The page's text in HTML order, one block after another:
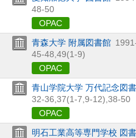
48-50
OPAC
青森大学 附属図書館
45-48, 49(1-9)
OPAC
青山学院大学 万代記念図
32-36, 37(1-7, 9-12), 38-50
OPAC
明石工業高等専門学校 図